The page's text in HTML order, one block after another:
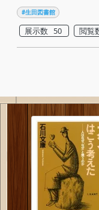
#生田図書館
展示数 50 閲覧